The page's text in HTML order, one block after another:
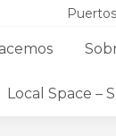
Puertos
Local Space –